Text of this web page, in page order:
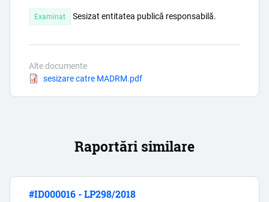
Examinat Sesizat entitatea publică responsabilă.
Alte documente
Document
sesizare catre MADRM.pdf
Raportări similare
#ID000016 - LP298/2018